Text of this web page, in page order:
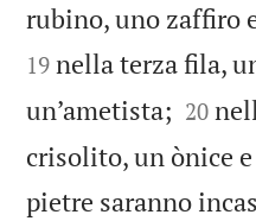
rubino, uno zaffiro
19 nella terza fila,
un’ametista; 

20
crisolito, un ònice
pietre saranno